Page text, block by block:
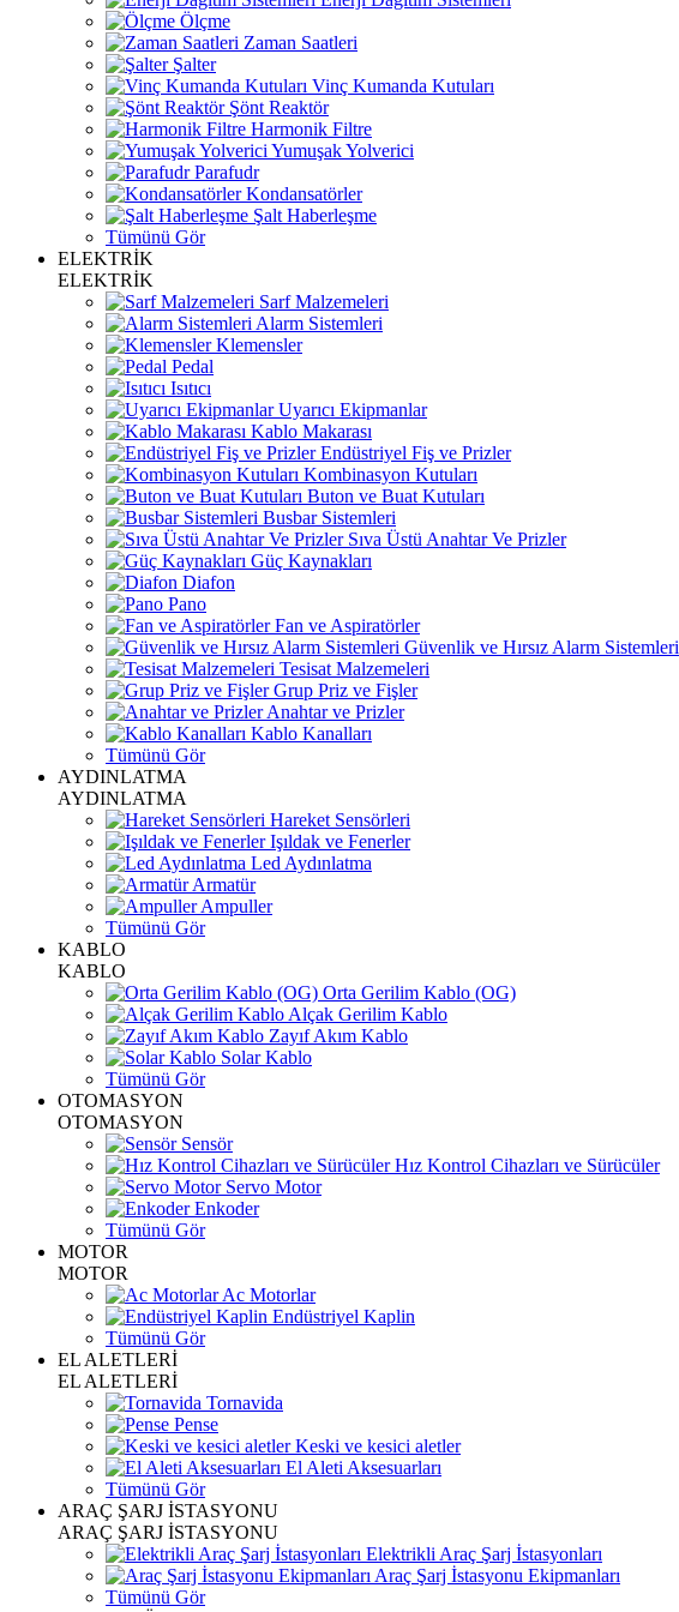
Ölçme
Zaman Saatleri
Şalter
Vinç Kumanda Kutuları
Şönt Reaktör
Harmonik Filtre
Yumuşak Yolverici
Parafudr
Kondansatörler
Şalt Haberleşme
Tümünü Gör
ELEKTRİK
ELEKTRİK
Sarf Malzemeleri
Alarm Sistemleri
Klemensler
Pedal
Isıtıcı
Uyarıcı Ekipmanlar
Kablo Makarası
Endüstriyel Fiş ve Prizler
Kombinasyon Kutuları
Buton ve Buat Kutuları
Busbar Sistemleri
Sıva Üstü Anahtar Ve Prizler
Güç Kaynakları
Diafon
Pano
Fan ve Aspiratörler
Güvenlik ve Hırsız Alarm Sistemleri
Tesisat Malzemeleri
Grup Priz ve Fişler
Anahtar ve Prizler
Kablo Kanalları
Tümünü Gör
AYDINLATMA
AYDINLATMA
Hareket Sensörleri
Işıldak ve Fenerler
Led Aydınlatma
Armatür
Ampuller
Tümünü Gör
KABLO
KABLO
Orta Gerilim Kablo (OG)
Alçak Gerilim Kablo
Zayıf Akım Kablo
Solar Kablo
Tümünü Gör
OTOMASYON
OTOMASYON
Sensör
Hız Kontrol Cihazları ve Sürücüler
Servo Motor
Enkoder
Tümünü Gör
MOTOR
MOTOR
Ac Motorlar
Endüstriyel Kaplin
Tümünü Gör
EL ALETLERİ
EL ALETLERİ
Tornavida
Pense
Keski ve kesici aletler
El Aleti Aksesuarları
Tümünü Gör
ARAÇ ŞARJ İSTASYONU
ARAÇ ŞARJ İSTASYONU
Elektrikli Araç Şarj İstasyonları
Araç Şarj İstasyonu Ekipmanları
Tümünü Gör